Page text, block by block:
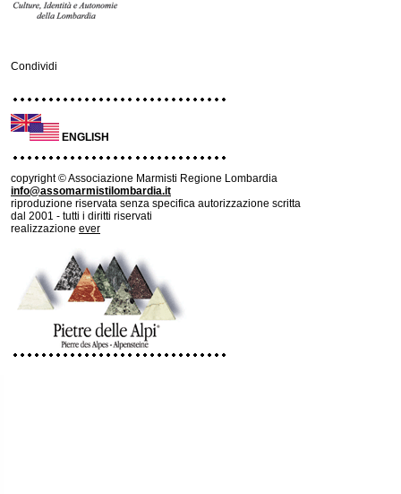
Condividi
ENGLISH
copyright © Associazione Marmisti Regione Lombardia
info@assomarmistilombardia.it
riproduzione riservata senza specifica autorizzazione scritta
dal 2001 - tutti i diritti riservati
realizzazione ever